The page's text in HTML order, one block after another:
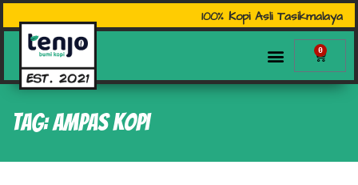
100% Kopi Asli Tasikmalaya
0
Tag: ampas kopi